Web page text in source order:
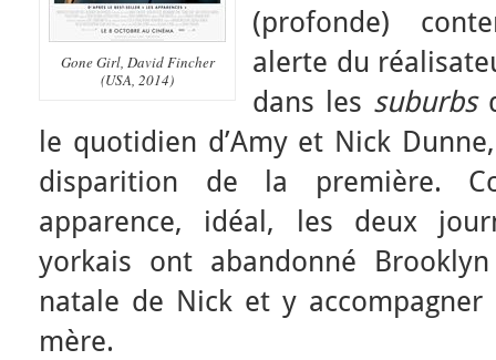
Gone Girl, David Fincher
(USA, 2014)
(profonde)
alerte du
dans les suburbs
le quotidien d’Amy et Nick
disparition de la première.
apparence, idéal, les deux
yorkais ont abandonné
natale de Nick et y
mère.